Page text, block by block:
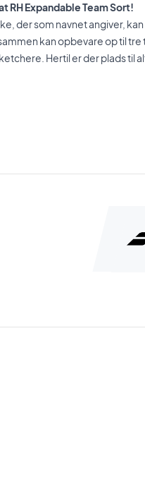
RH Expandable Team Sort!
der som navnet angiver,
kan opbevare op til
Hertil er der plads til